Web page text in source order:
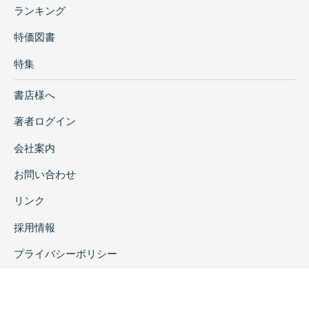
ランキング
特価図書
特集
書店様へ
著者ログイン
会社案内
お問い合わせ
リンク
採用情報
プライバシーポリシー